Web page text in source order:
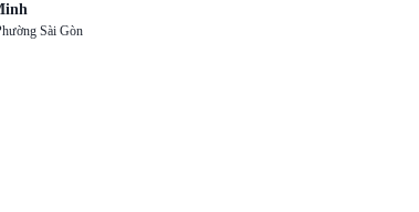
Sài Gòn